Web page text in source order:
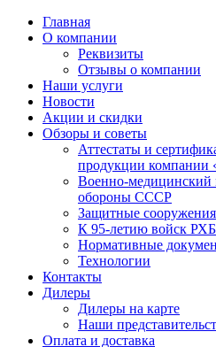
Главная
О компании
Реквизиты
Отзывы о компании
Наши услуги
Новости
Акции и скидки
Обзоры и советы
Аттестаты и
продукции
Военно-медицинский
обороны СССР
Защитные сооружения
К 95-летию войск
Нормативные
Технологии
Контакты
Дилеры
Дилеры на карте
Наши
Оплата и доставка